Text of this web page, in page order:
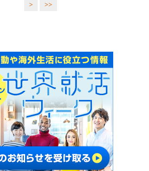
>
>>